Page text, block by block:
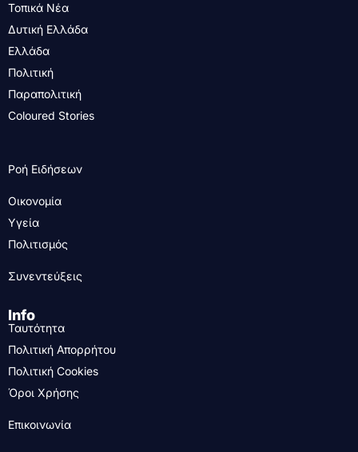
Τοπικά Νέα
Δυτική Ελλάδα
Ελλάδα
Πολιτική
Παραπολιτική
Coloured Stories
Ροή Ειδήσεων
Οικονομία
Υγεία
Πολιτισμός
Συνεντεύξεις
Info
Ταυτότητα
Πολιτική Απορρήτου
Πολιτική Cookies
Όροι Χρήσης
Επικοινωνία